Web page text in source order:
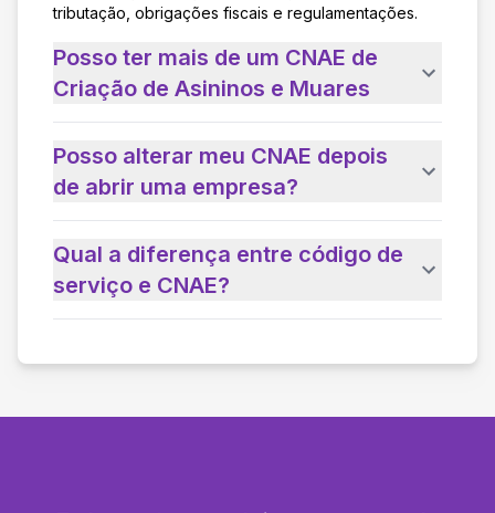
tributação, obrigações fiscais e regulamentações.
Posso ter mais de um CNAE de
Criação de Asininos e Muares
Posso alterar meu CNAE depois
de abrir uma empresa?
Qual a diferença entre código de
serviço e CNAE?